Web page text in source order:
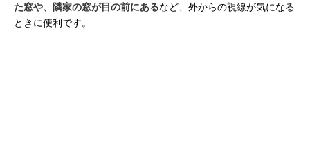
た窓や、隣家の窓が目の前にあるなど、外からの視線が気になる
ときに便利です。